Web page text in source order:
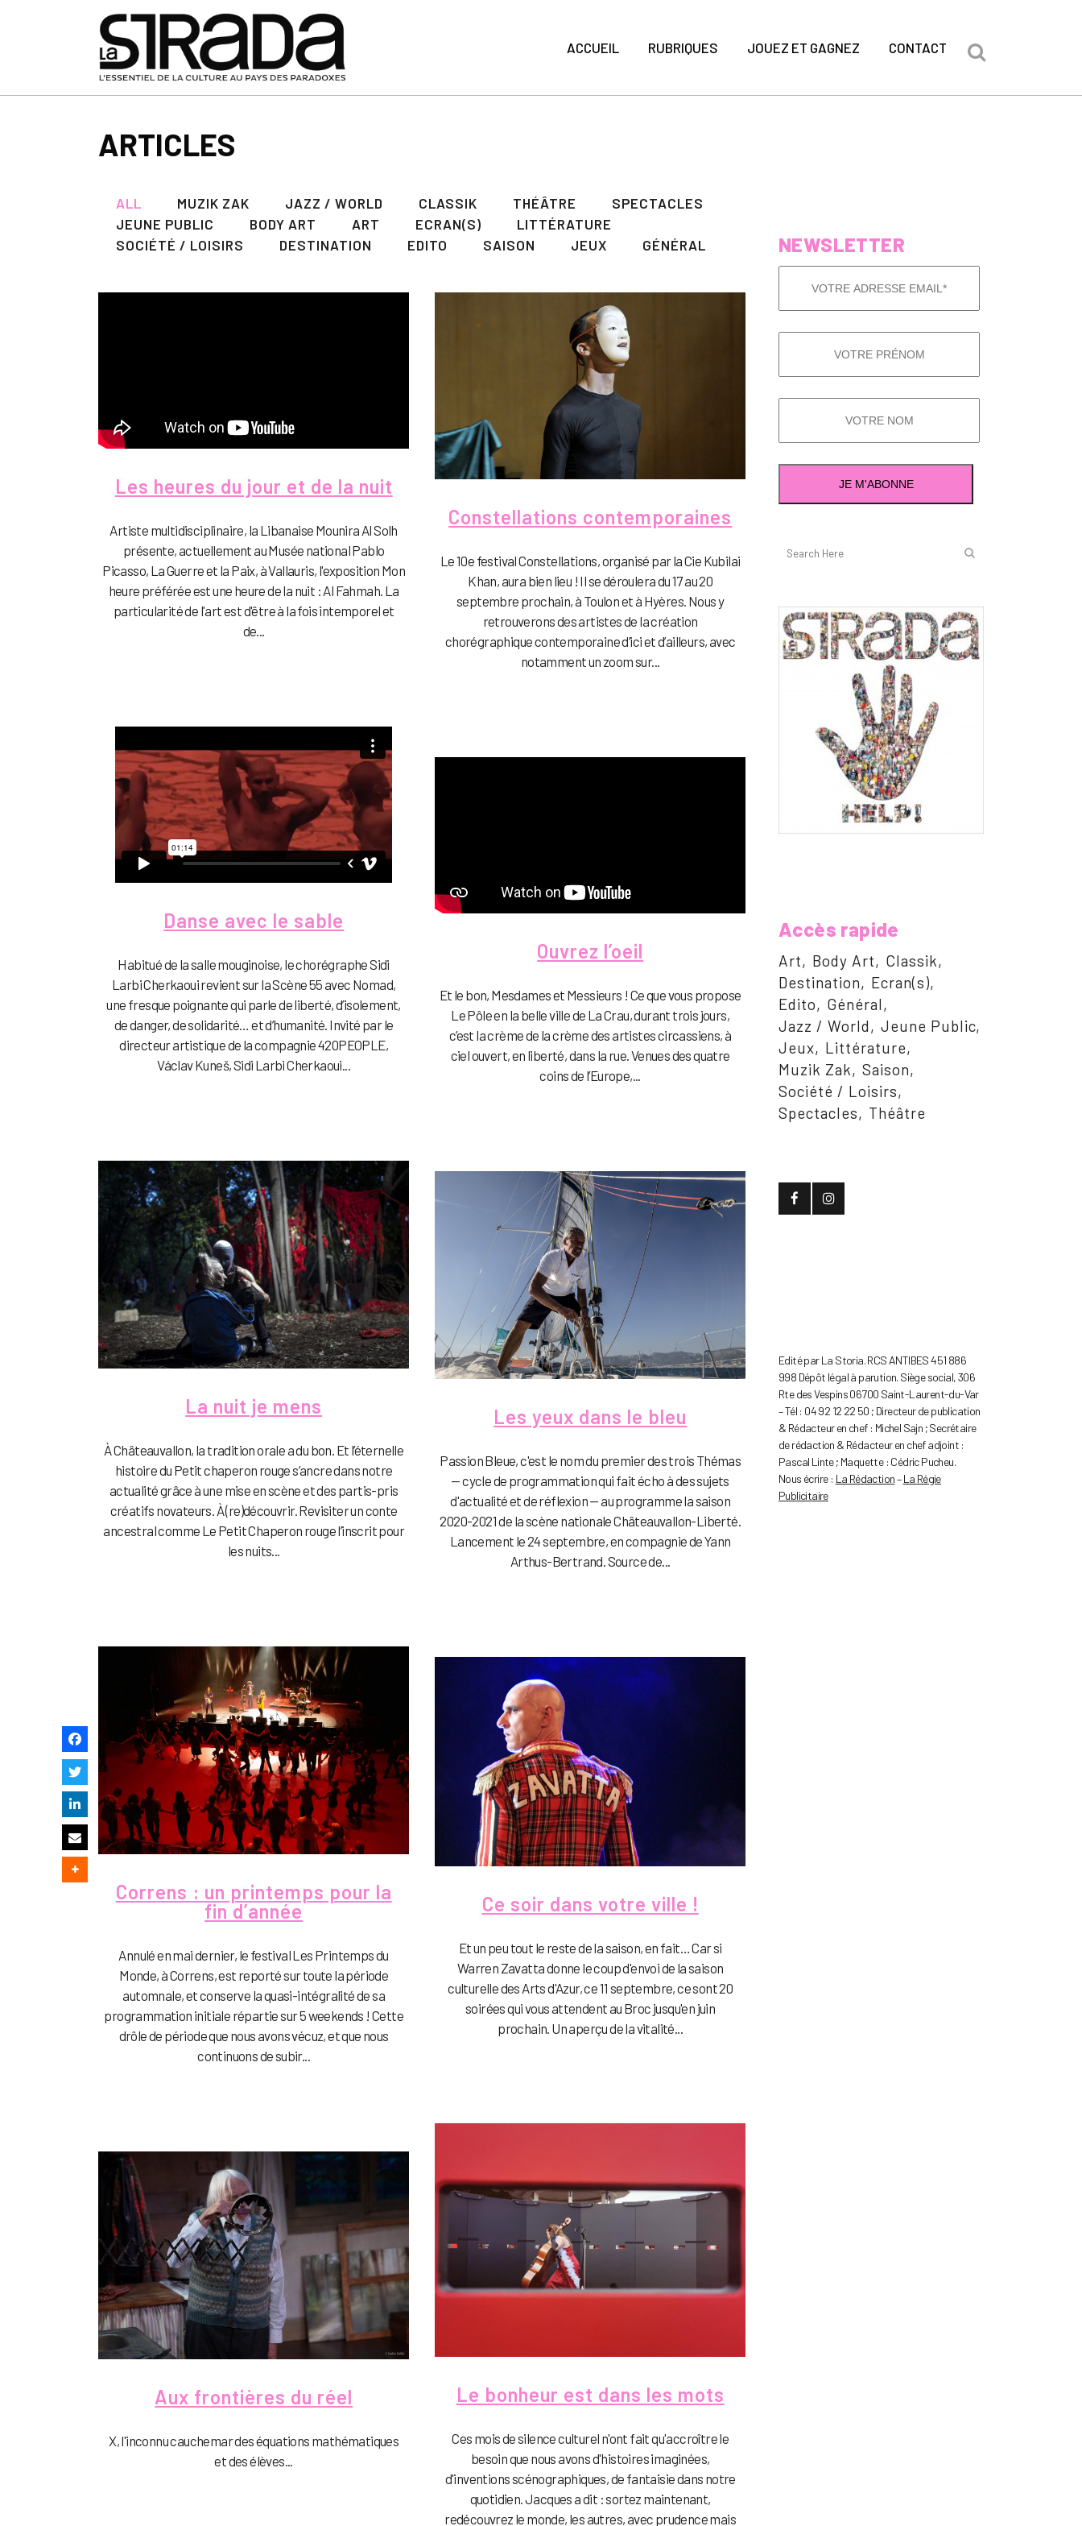
ACCUEIL RUBRIQUES JOUEZ ET GAGNEZ CONTACT
ARTICLES
ALL MUZIK ZAK JAZZ / WORLD CLASSIK THÉÂTRE
SPECTACLES
JEUNE PUBLIC
BODY ART ART ECRAN(S)
LITTÉRATURE
SOCIÉTÉ / LOISIRS
DESTINATION EDITO SAISON JEUX GÉNÉRAL
Les heures du jour et de la nuit
Artiste multidisciplinaire, la Libanaise Mounira Al Solh
présente, actuellement au Musée national Pablo
Picasso, La Guerre et la Paix, à Vallauris, l'exposition Mon
heure préférée est une heure de la nuit : Al Fahmah. La
particularité de l'art est d'être à la fois intemporel et
de...
Constellations contemporaines
Le 10e festival Constellations, organisé par la Cie Kubilai
Khan, aura bien lieu ! Il se déroulera du 17 au 20
septembre prochain, à Toulon et à Hyères. Nous y
retrouverons des artistes de la création
chorégraphique contemporaine d’ici et d’ailleurs, avec
notamment un zoom sur...
Danse avec le sable
Habitué de la salle mouginoise, le chorégraphe Sidi
Larbi Cherkaoui revient sur la Scène 55 avec Nomad,
une fresque poignante qui parle de liberté, d’isolement,
de danger, de solidarité… et d’humanité. Invité par le
directeur artistique de la compagnie 420PEOPLE,
Václav Kuneš, Sidi Larbi Cherkaoui...
Ouvrez l’oeil
Et le bon, Mesdames et Messieurs ! Ce que vous propose
Le Pôle en la belle ville de La Crau, durant trois jours,
c’est la crème de la crème des artistes circassiens, à
ciel ouvert, en liberté, dans la rue. Venues des quatre
coins de l’Europe,...
La nuit je mens
À Châteauvallon, la tradition orale a du bon. Et l’éternelle
histoire du Petit chaperon rouge s’ancre dans notre
actualité grâce à une mise en scène et des partis-pris
créatifs novateurs. À (re)découvrir. Revisiter un conte
ancestral comme Le Petit Chaperon rouge l’inscrit pour
les nuits...
Les yeux dans le bleu
Passion Bleue, c'est le nom du premier des trois Thémas
— cycle de programmation qui fait écho à des sujets
d'actualité et de réflexion — au programme la saison
2020-2021 de la scène nationale Châteauvallon-Liberté.
Lancement le 24 septembre, en compagnie de Yann
Arthus-Bertrand. Source de...
Correns : un printemps pour la
fin d’année
Annulé en mai dernier, le festival Les Printemps du
Monde, à Correns, est reporté sur toute la période
automnale, et conserve la quasi-intégralité de sa
programmation initiale répartie sur 5 weekends ! Cette
drôle de période que nous avons vécuz, et que nous
continuons de subir...
Ce soir dans votre ville !
Et un peu tout le reste de la saison, en fait… Car si
Warren Zavatta donne le coup d'envoi de la saison
culturelle des Arts d'Azur, ce 11 septembre, ce sont 20
soirées qui vous attendent au Broc jusqu'en juin
prochain. Un aperçu de la vitalité...
Le bonheur est dans les mots
Ces mois de silence culturel n'ont fait qu'accroître le
besoin que nous avons d'histoires imaginées,
d'inventions scénographiques, de fantaisie dans notre
quotidien. Jacques a dit : sortez maintenant,
redécouvrez le monde, les autres, avec prudence mais
Aux frontières du réel
X, l'inconnu cauchemar des équations mathématiques
et des élèves...
NEWSLETTER
Accès rapide
Art Body Art
Classik
Destination
Ecran(s)
Edito
Général
Jazz / World
Jeune Public
Jeux
Littérature
Muzik Zak
Saison
Société / Loisirs
Spectacles
Théâtre
Edité par La Storia. RCS ANTIBES 451 886
998 Dépôt légal à parution. Siège social, 306
Rte des Vespins 06700 Saint-Laurent-du-Var
– Tél : 04 92 12 22 50 ; Directeur de publication
& Rédacteur en chef : Michel Sajn ; Secrétaire
de rédaction & Rédacteur en chef adjoint :
Pascal Linte ; Maquette : Cédric Pucheu.
Nous écrire : La Rédaction–La Régie
Publicitaire